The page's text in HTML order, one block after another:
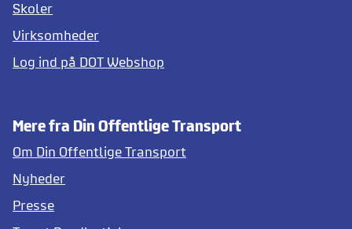
Skoler
Virksomheder
Log ind på DOT Webshop
Mere fra Din Offentlige Transport
Om Din Offentlige Transport
Nyheder
Presse